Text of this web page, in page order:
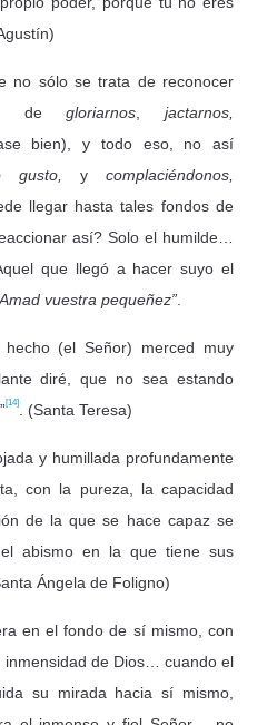
no sólo se trata de reconocer
degloriarnos ,jactarnos,
bien), y todo eso, no así
gusto, y complaciéndonos,
llegar hasta tales fondos de
así? Solo el humilde…
que llegó a hacer suyo el
vuestra pequeñez”
(el Señor) merced muy
diré, que no sea estando
[14] . (Santa Teresa)
y humillada profundamente
con la pureza, la capacidad
de la que se hace capaz se
abismo en la que tiene sus
Ángela de Foligno)
en el fondo de sí mismo, con
inmensidad de Dios… cuando el
su mirada hacia sí mismo,